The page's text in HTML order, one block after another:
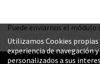
Puede enviarnos el
Utilizamos Cookies
experiencia de navegación
personalizados a sus